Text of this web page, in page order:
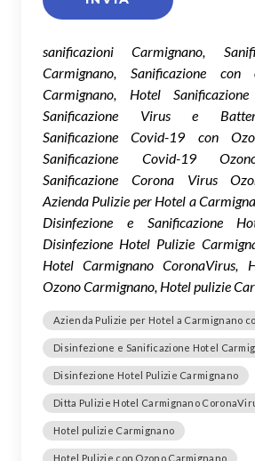
sanificazioni Carmignano,
Carmignano, Sanificazione
Carmignano, Hotel
Sanificazione Virus e
Sanificazione Covid-19 con
Sanificazione Covid-19
Sanificazione Corona Virus
Azienda Pulizie per Hotel a
Disinfezione e Sanificazione
Disinfezione Hotel Pulizie
Hotel Carmignano CoronaVirus,
Ozono Carmignano, Hotel pulizie
Azienda Pulizie per Hotel a Carmignano
Disinfezione e Sanificazione Hotel
Disinfezione Hotel Pulizie Carmignano
Ditta Pulizie Hotel Carmignano
Hotel pulizie Carmignano
Hotel Pulizie con Ozono Carmignano